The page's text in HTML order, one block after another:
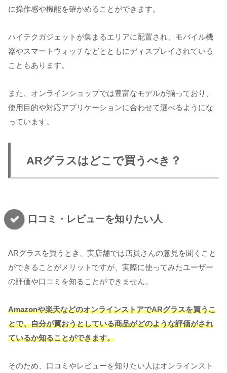
に操作感や機能を確かめることができます。
ハイテクガジェットが集まるエリアに配置され、モバイル機
器やスマートウォッチなどとともにディスプレイされている
こともあります。
また、オンラインショップでは豊富なモデルが揃っており、
使用目的や対応アプリケーションに合わせて選べるようにな
っています。
ARグラスはどこで買うべき？
口コミ・レビューを知りたい人
ARグラスを買うとき、実店舗では店員さんの意見を聞くこと
ができることがメリットですが、実際に使ってみたユーザー
の評価や口コミを知ることができません。
Amazonや楽天などのオンラインストアでARグラスを買うこ
とで、自分が買おうとしている商品がどのような評価がされ
ているか知ることができます。
そのため、口コミやレビューを知りたい人はオンラインスト